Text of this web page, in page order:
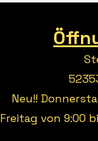
Neu!!
Freitag von 9:00